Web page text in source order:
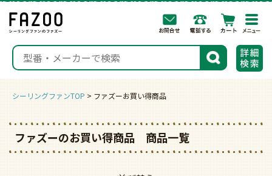
検索
シーリングファンTOP ファズーお買い得商品
ファズーのお買い得商品 商品一覧